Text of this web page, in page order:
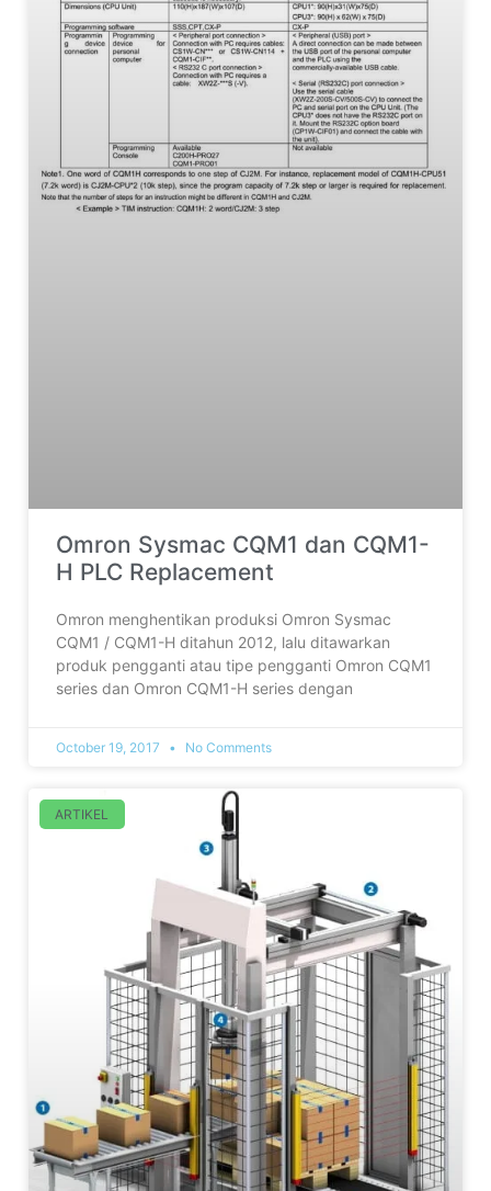
Omron Sysmac CQM1 dan CQM1-
H PLC Replacement
Omron menghentikan produksi Omron Sysmac
CQM1 / CQM1-H ditahun 2012, lalu ditawarkan
produk pengganti atau tipe pengganti Omron CQM1
series dan Omron CQM1-H series dengan
October 19, 2017 No Comments
ARTIKEL